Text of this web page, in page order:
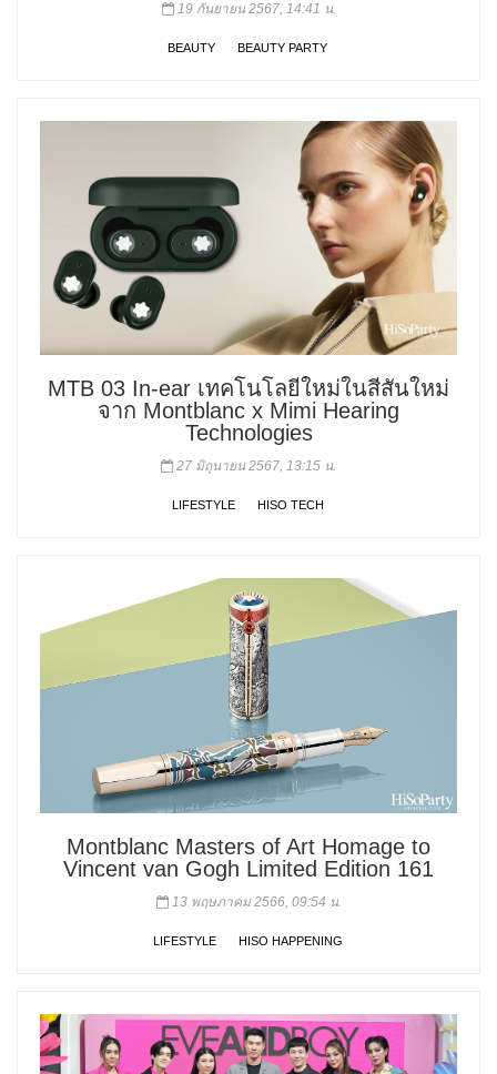
19 กันยายน 2567, 14:41 น.
BEAUTY BEAUTY PARTY
MTB 03 In-ear เทคโนโลยีใหม่ในสีสันใหม่
จาก Montblanc x Mimi Hearing
Technologies
27 มิถุนายน 2567, 13:15 น.
LIFESTYLE HISO TECH
Montblanc Masters of Art Homage to
Vincent van Gogh Limited Edition 161
13 พฤษภาคม 2566, 09:54 น.
LIFESTYLE HISO HAPPENING